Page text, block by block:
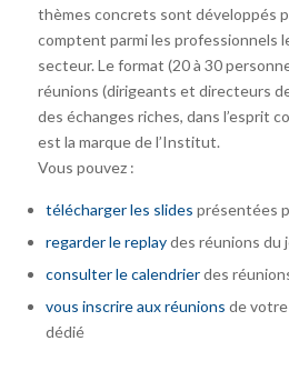
thèmes concrets sont développés
comptent parmi les professionnels
secteur. Le format (20 à 30
réunions (dirigeants et directeurs
des échanges riches, dans l’esprit
est la marque de l’Institut.
Vous pouvez :
télécharger les slides présentées
regarder le replaydes réunions du
consulter le calendrierdes
vous inscrire aux réunions de
dédié